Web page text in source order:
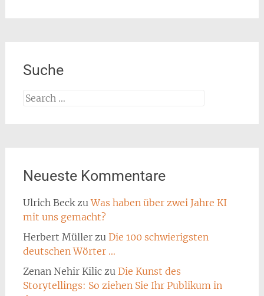
Suche
Search
Neueste Kommentare
Ulrich BeckzuWas haben über zwei Jahre KI
mit uns gemacht?
Herbert Müllerzu Die 100 schwierigsten
deutschen Wörter …
Zenan Nehir Kiliczu Die Kunst des
Storytellings: So ziehen Sie Ihr Publikum in